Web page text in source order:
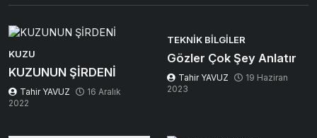
KUZU
KUZUNUN ŞİRDENİ
Tahir YAVUZ
16 Aralık
2022
TEKNIK BILGILER
Gözler Çok Şey Anlatır
Tahir YAVUZ
19 Haziran
2023